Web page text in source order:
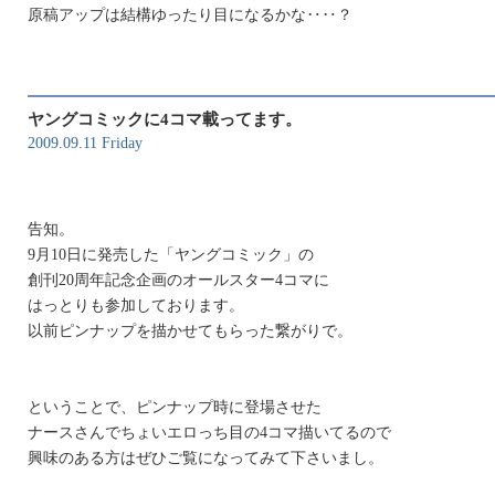
原稿アップは結構ゆったり目になるかな‥‥？
ヤングコミックに4コマ載ってます。
2009.09.11 Friday
告知。
9月10日に発売した「ヤングコミック」の
創刊20周年記念企画のオールスター4コマに
はっとりも参加しております。
以前ピンナップを描かせてもらった繋がりで。
ということで、ピンナップ時に登場させた
ナースさんでちょいエロっち目の4コマ描いてるので
興味のある方はぜひご覧になってみて下さいまし。